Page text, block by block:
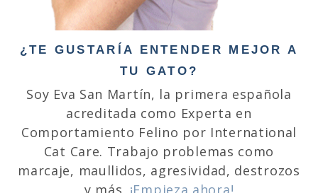
¿TE GUSTARÍA ENTENDER MEJOR A
TU GATO?
Soy Eva San Martín, la primera española
acreditada como Experta en
Comportamiento Felino por International
Cat Care. Trabajo problemas como
marcaje, maullidos, agresividad, destrozos
y más. ¡Empieza ahora!